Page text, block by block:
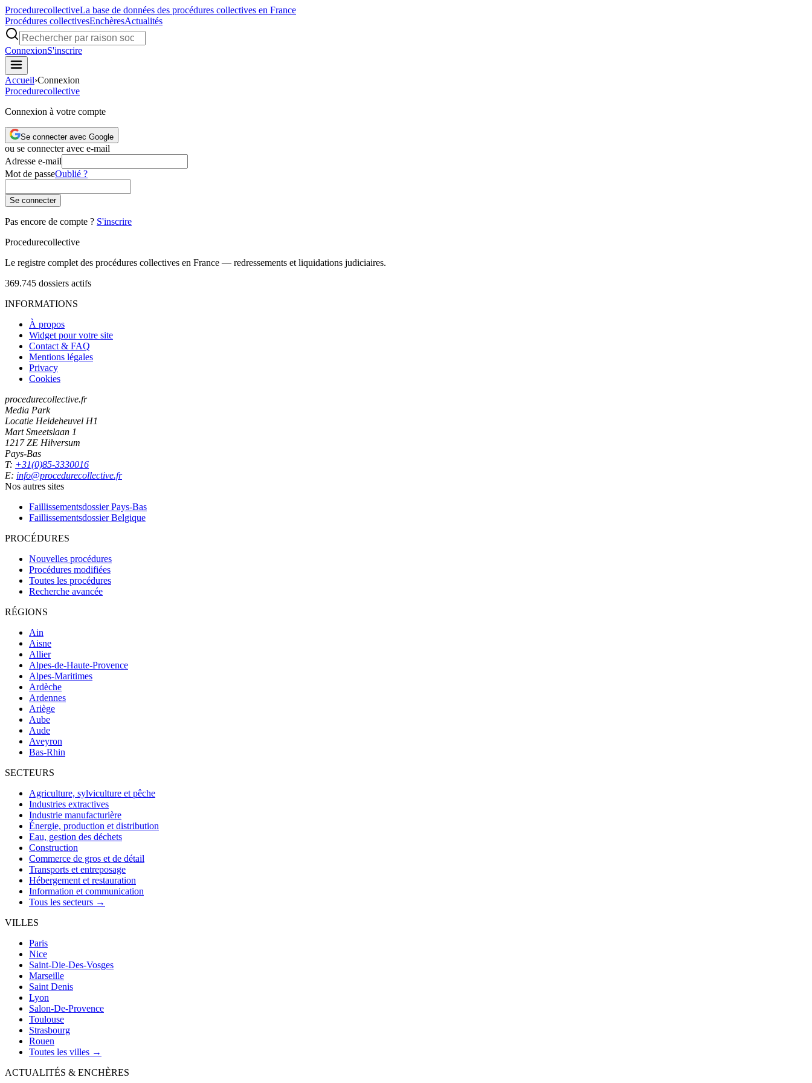
ProcedurecollectiveLa base de données des procédures collectives en France
Procédures collectivesEnchèresActualités
ConnexionS'inscrire
Accueil›Connexion
Procedurecollective
Connexion à votre compte
Se connecter avec Google
ou se connecter avec e-mail
Adresse e-mail
Mot de passeOublié ?
Se connecter
Pas encore de compte ? S'inscrire
Procedurecollective
Le registre complet des procédures collectives en France — redressements et liquidations judiciaires.
369.745 dossiers actifs
INFORMATIONS
À propos
Widget pour votre site
Contact & FAQ
Mentions légales
Privacy
Cookies
procedurecollective.fr
Media Park
Locatie Heideheuvel H1
Mart Smeetslaan 1
1217 ZE Hilversum
Pays-Bas
T: +31(0)85-3330016
E: info@procedurecollective.fr
Nos autres sites
Faillissementsdossier Pays-Bas
Faillissementsdossier Belgique
PROCÉDURES
Nouvelles procédures
Procédures modifiées
Toutes les procédures
Recherche avancée
RÉGIONS
Ain
Aisne
Allier
Alpes-de-Haute-Provence
Alpes-Maritimes
Ardèche
Ardennes
Ariège
Aube
Aude
Aveyron
Bas-Rhin
SECTEURS
Agriculture, sylviculture et pêche
Industries extractives
Industrie manufacturière
Énergie, production et distribution
Eau, gestion des déchets
Construction
Commerce de gros et de détail
Transports et entreposage
Hébergement et restauration
Information et communication
Tous les secteurs →
VILLES
Paris
Nice
Saint-Die-Des-Vosges
Marseille
Saint Denis
Lyon
Salon-De-Provence
Toulouse
Strasbourg
Rouen
Toutes les villes →
ACTUALITÉS & ENCHÈRES